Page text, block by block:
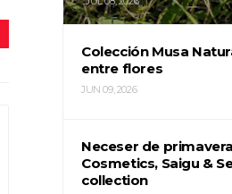
Colección Musa
entre flores
JUN 09, 2026
Neceser de
Cosmetics, Saigu &
collection